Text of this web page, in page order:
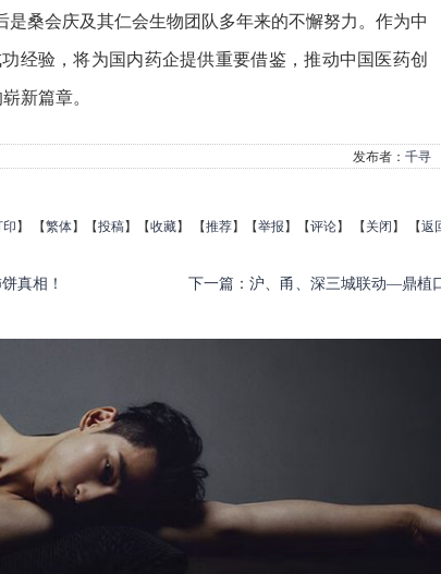
是桑会庆及其仁会生物团队多年来的不懈努力。作为中
经验，将为国内药企提供重要借鉴，推动中国医药创
新篇章。
发布者： 千寻
印 】 【繁体】【投稿】【收藏】 【推荐】【举报 】【评论】 【 关闭 】 【返
真相！ 下一篇 ： 沪、甬、深三城联动—鼎植